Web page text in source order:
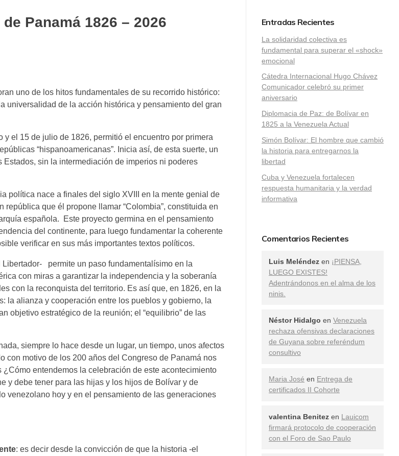
Panamá 1826 – 2026
uno de los hitos fundamentales de su recorrido histórico:
universalidad de la acción histórica y pensamiento del gran
el 15 de julio de 1826, permitió el encuentro por primera
“hispanoamericanas”. Inicia así, de esta suerte, un
sin la intermediación de imperios ni poderes
política nace a finales del siglo XVIII en la mente genial de
que él propone llamar “Colombia”, constituida en
española. Este proyecto germina en el pensamiento
del continente, para luego fundamentar la coherente
verificar en sus más importantes textos políticos.
permite un paso fundamentalísimo en la
con miras a garantizar la independencia y la soberanía
con la reconquista del territorio. Es así que, en 1826, en la
la alianza y cooperación entre los pueblos y gobierno, la
objetivo estratégico de la reunión; el “equilibrio” de las
siempre lo hace desde un lugar, un tiempo, unos afectos
con motivo de los 200 años del Congreso de Panamá nos
entendemos la celebración de este acontecimiento
y debe tener para las hijas y los hijos de Bolívar y de
venezolano hoy y en el pensamiento de las generaciones
: es decir desde la convicción de que la historia -el
Entradas Recientes
La solidaridad colectiva es
fundamental para superar el «shock»
emocional
Cátedra Internacional Hugo Chávez
Comunicador celebró su primer
aniversario
Diplomacia de Paz: de Bolívar en
1825 a la Venezuela Actual
Simón Bolívar: El hombre que cambió
la historia para entregarnos la
libertad
​Cuba y Venezuela fortalecen
respuesta humanitaria y la verdad
informativa
Comentarios Recientes
Luis Meléndez en ¡PIENSA,
LUEGO EXISTES!
Adentrándonos en el alma de los
ninis.
Néstor Hidalgo en Venezuela
rechaza ofensivas declaraciones
de Guyana sobre referéndum
consultivo
Maria José en Entrega de
certificados II Cohorte
valentina Benitez en Lauicom
firmará protocolo de cooperación
con el Foro de Sao Paulo